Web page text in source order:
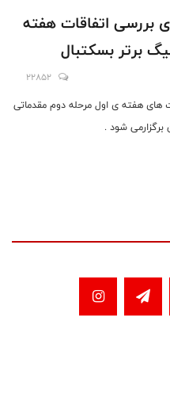
بررسی اتفاقات هفته
برتر بسکتبال
22852
هفته ی اول مرحله دوم مقدماتی